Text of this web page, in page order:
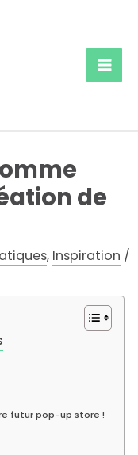
de
, Inspiration /
futur pop-up store !